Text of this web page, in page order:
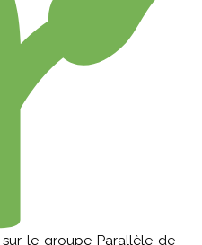
le groupe Parallèle de